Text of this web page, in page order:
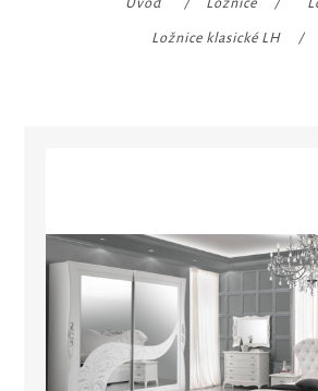
Úvod / Ložnice /
Ložnice klasické LH /